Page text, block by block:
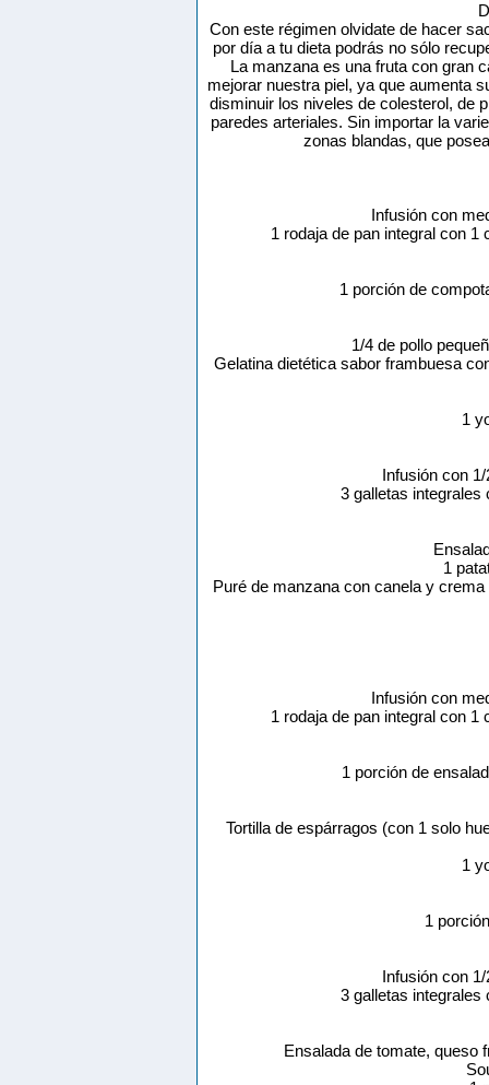
Con este régimen olvidate de hacer
por día a tu dieta podrás no sólo
La manzana es una fruta con gran
mejorar nuestra piel, ya que aumenta
disminuir los niveles de colesterol, de
paredes arteriales. Sin importar la
zonas blandas, que
Infusión con
1 rodaja de pan integral con
1 porción de
1/4 de pollo
Gelatina dietética sabor frambuesa
1
Infusión con
3 galletas integrales
1
Puré de manzana con canela y
Infusión con
1 rodaja de pan integral con
1 porción de
Tortilla de espárragos (con 1 solo
1
1
Infusión con
3 galletas integrales
Ensalada de tomate, queso